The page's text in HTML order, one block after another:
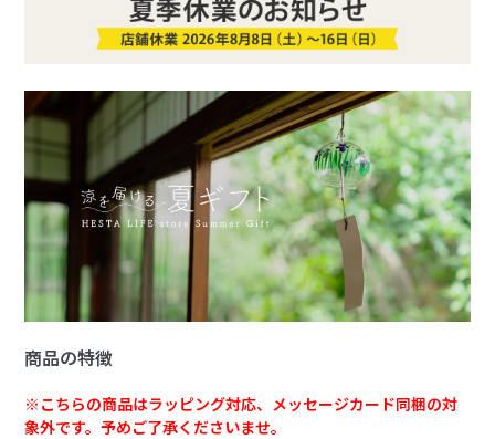
商品の特徴
※こちらの商品はラッピング対応、メッセージカード同梱の対
象外です。予めご了承くださいませ。